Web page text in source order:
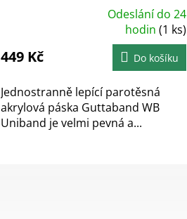
5,0
z
Odeslání do 24
hodin (1 ks)
449 Kč Do košíku
Jednostranně lepící parotěsná
akrylová páska Guttaband WB
Uniband je velmi pevná a...